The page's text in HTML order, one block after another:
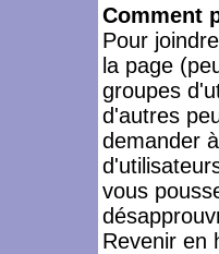
Comment
Pour
la page
groupes
d'autres
demander
vous
Revenir en